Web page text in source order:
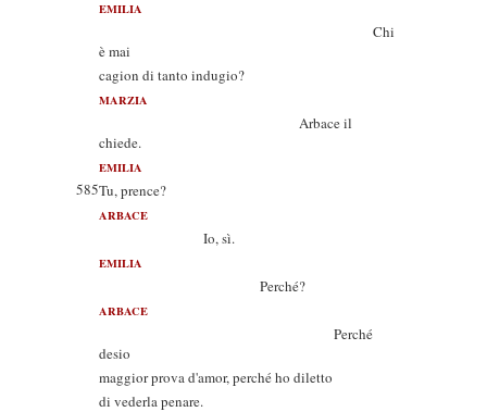
EMILIA
Chi
è mai
cagion di tanto indugio?
MARZIA
Arbace il
chiede.
EMILIA
585Tu, prence?
ARBACE
Io, sì.
EMILIA
Perché?
ARBACE
Perché
desio
maggior prova d'amor, perché ho diletto
di vederla penare.